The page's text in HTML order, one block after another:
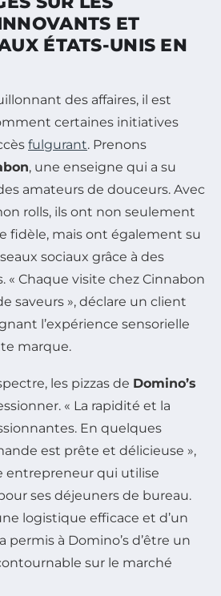
ET
ÉTATS-UNIS EN
des affaires, il est
certaines initiatives
fulgurant. Prenons
, une enseigne qui a su
amateurs de douceurs. Avec
rolls, ils ont non seulement
fidèle, mais ont également su
sociaux grâce à des
« Chaque visite chez Cinnabon
saveurs », déclare un client
l’expérience sensorielle
marque.
les pizzas de Domino’s
« La rapidité et la
En quelques
est prête et délicieuse »,
entrepreneur qui utilise
ses déjeuners de bureau.
logistique efficace et d’un
permis à Domino’s d’être un
sur le marché